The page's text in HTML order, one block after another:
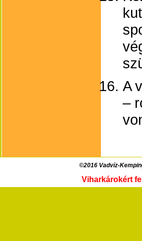
A
–
©2016 Vadvíz-
Viharkárokért